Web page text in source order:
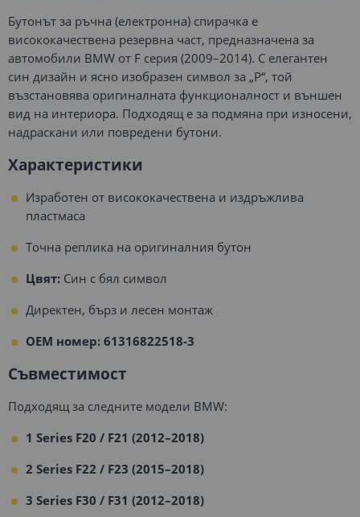
Бутонът за ръчна (електронна) спирачка е
висококачествена резервна част, предназначена за
автомобили BMW от F серия (2009–2014). С елегантен
син дизайн и ясно изобразен символ за „P“, той
възстановява оригиналната функционалност и външен
вид на интериора. Подходящ е за подмяна при износени,
надраскани или повредени бутони.
Характеристики
Изработен от висококачествена и издръжлива
пластмаса
Точна реплика на оригиналния бутон
Цвят: Син с бял символ
Директен, бърз и лесен монтаж
OEM номер: 61316822518-3
Съвместимост
Подходящ за следните модели BMW:
1 Series F20 / F21 (2012–2018)
2 Series F22 / F23 (2015–2018)
3 Series F30 / F31 (2012–2018)